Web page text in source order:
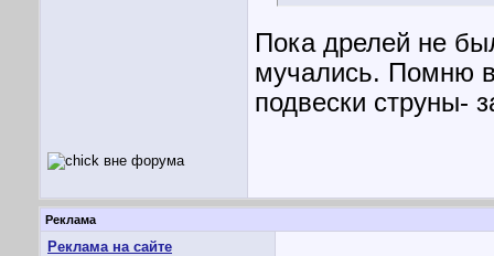
Пока дрелей не
мучались. Помню
подвески струны-
Реклама
Реклама на сайте